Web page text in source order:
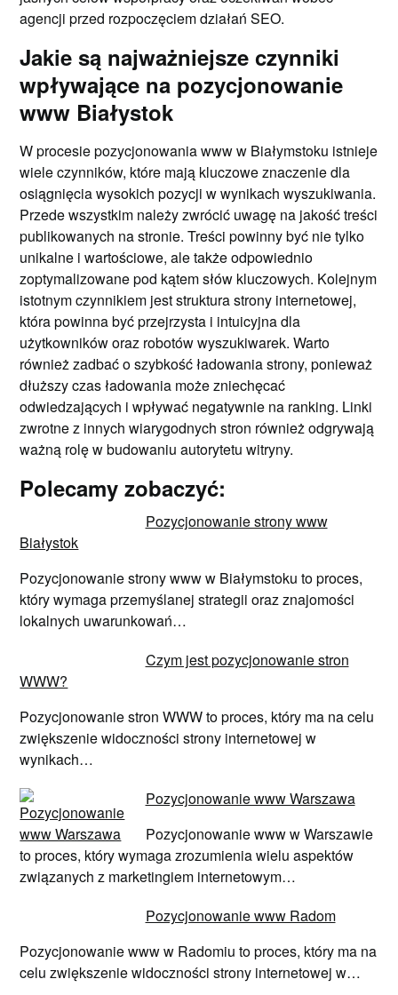
agencji przed rozpoczęciem działań SEO.
Jakie są najważniejsze czynniki
wpływające na pozycjonowanie
www Białystok
W procesie pozycjonowania www w Białymstoku istnieje
wiele czynników, które mają kluczowe znaczenie dla
osiągnięcia wysokich pozycji w wynikach wyszukiwania.
Przede wszystkim należy zwrócić uwagę na jakość treści
publikowanych na stronie. Treści powinny być nie tylko
unikalne i wartościowe, ale także odpowiednio
zoptymalizowane pod kątem słów kluczowych. Kolejnym
istotnym czynnikiem jest struktura strony internetowej,
która powinna być przejrzysta i intuicyjna dla
użytkowników oraz robotów wyszukiwarek. Warto
również zadbać o szybkość ładowania strony, ponieważ
dłuższy czas ładowania może zniechęcać
odwiedzających i wpływać negatywnie na ranking. Linki
zwrotne z innych wiarygodnych stron również odgrywają
ważną rolę w budowaniu autorytetu witryny.
Polecamy zobaczyć:
Pozycjonowanie strony www
Białystok
Pozycjonowanie strony www w Białymstoku to proces,
który wymaga przemyślanej strategii oraz znajomości
lokalnych uwarunkowań…
Czym jest pozycjonowanie stron
WWW?
Pozycjonowanie stron WWW to proces, który ma na celu
zwiększenie widoczności strony internetowej w
wynikach…
Pozycjonowanie www Warszawa
Pozycjonowanie www w Warszawie
to proces, który wymaga zrozumienia wielu aspektów
związanych z marketingiem internetowym…
Pozycjonowanie www Radom
Pozycjonowanie www w Radomiu to proces, który ma na
celu zwiększenie widoczności strony internetowej w…